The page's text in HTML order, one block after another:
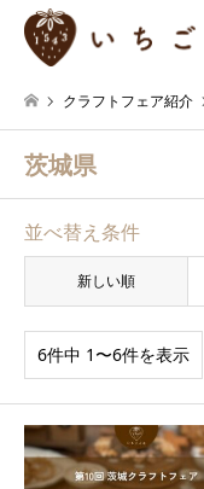
クラフトフェア紹介
茨城県
並べ替え条件
新しい順
6件中 1〜6件を表示